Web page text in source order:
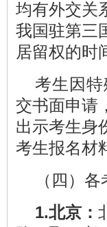
均有外交关
我国驻第三
居留权的时
考生因
交书面申请
出示考生身
考生报名材
（四）
1.北京 ：